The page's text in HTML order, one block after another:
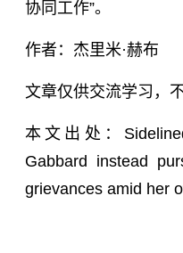
协同工作”。
作者：杰里米·赫布
文章仅供交流学习，
本文出处：
Gabbard instead
grievances amid her